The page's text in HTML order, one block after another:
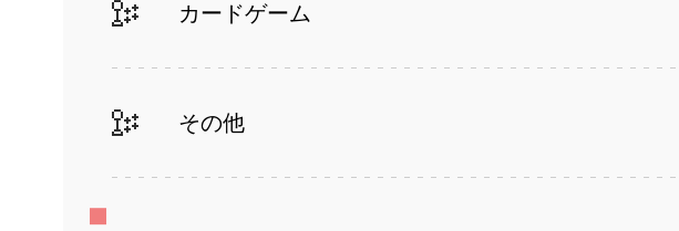
カードゲーム
その他